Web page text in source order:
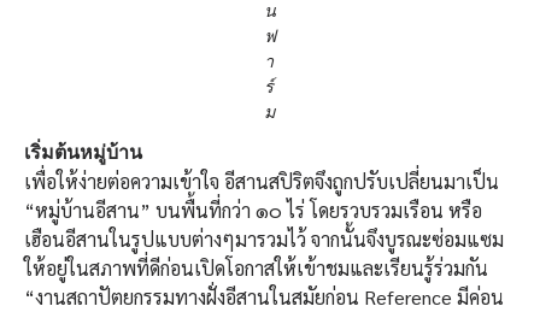
น
ฟ
า
ร์
ม
เริ่มต้นหมู่บ้าน
เพื่อให้ง่ายต่อความเข้าใจ อีสานสปิริตจึงถูกปรับเปลี่ยนมาเป็น
“หมู่บ้านอีสาน” บนพื้นที่กว่า ๑๐ ไร่ โดยรวบรวมเรือน หรือ
เฮือนอีสานในรูปแบบต่างๆมารวมไว้ จากนั้นจึงบูรณะซ่อมแซม
ให้อยู่ในสภาพที่ดีก่อนเปิดโอกาสให้เข้าชมและเรียนรู้ร่วมกัน
“งานสถาปัตยกรรมทางฝั่งอีสานในสมัยก่อน Reference มีค่อน